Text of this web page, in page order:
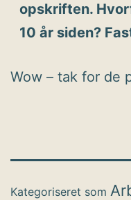
opskriften.
10 år siden?
Wow – tak for de
Kategoriseret som